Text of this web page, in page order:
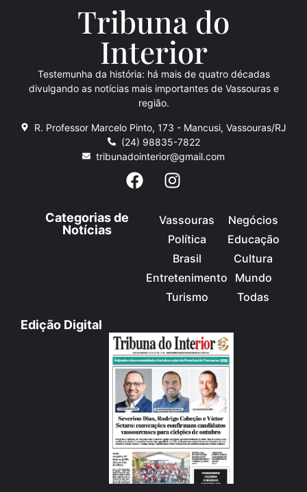
Tribuna do
Interior
Testemunha da história: há mais de quatro décadas
divulgando as notícias mais importantes de Vassouras e
região.
R. Professor Marcelo Pinto, 173 - Mancusi, Vassouras/RJ
(24) 98835-7822
tribunadointerior@gmail.com
Categorias de
Notícias
Vassouras
Política
Brasil
Entretenimento
Turismo
Negócios
Educação
Cultura
Mundo
Todas
Edição Digital